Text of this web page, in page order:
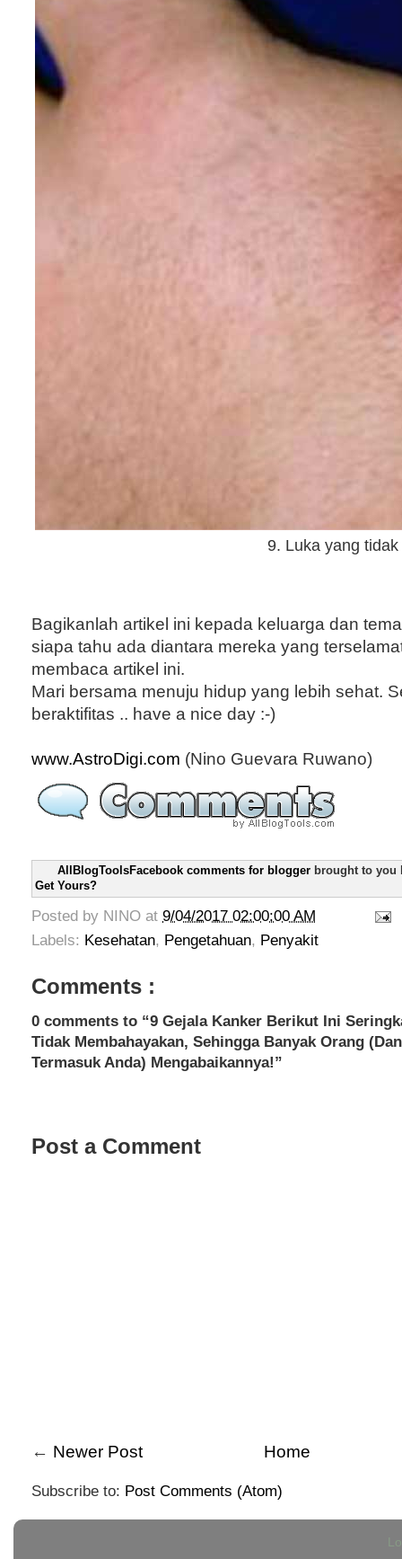
9. Luka yang
Bagikanlah artikel ini kepada keluarga dan
siapa tahu ada diantara mereka yang
membaca artikel ini.
Mari bersama menuju hidup yang lebih sehat.
beraktifitas .. have a nice day :-)
www.AstroDigi.com (Nino Guevara Ruwano)
AllBlogToolsFacebook comments for blogger brought to you
Get Yours?
Posted by NINO at 9/04/2017 02:00:00 AM
Labels: Kesehatan, Pengetahuan, Penyakit
Comments :
0 comments to “9 Gejala Kanker Berikut Ini
Tidak Membahayakan, Sehingga Banyak Orang
Termasuk Anda) Mengabaikannya!”
Post a Comment
← Newer Post Home
Subscribe to: Post Comments (Atom)